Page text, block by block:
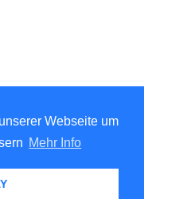
Webseite um
Mehr Info